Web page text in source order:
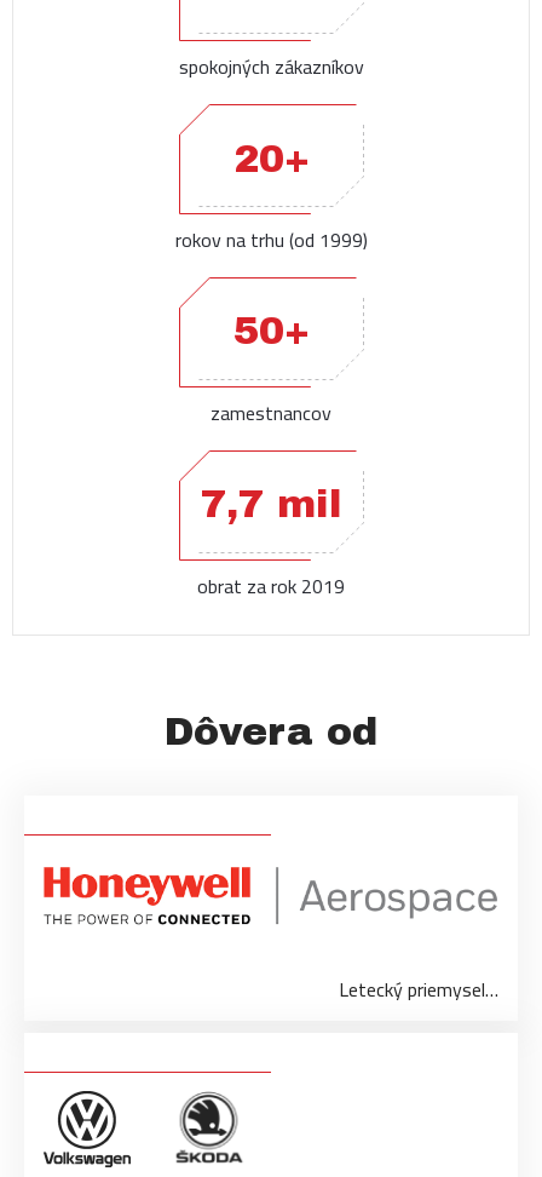
spokojných zákazníkov
20+
rokov na trhu (od 1999)
50+
zamestnancov
7,7 mil
obrat za rok 2019
Dôvera od
Letecký priemysel…